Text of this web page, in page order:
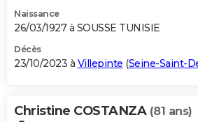
Naissance
26/03/1927 à SOUSSE TUNISIE
Décès
23/10/2023 à Villepinte (Seine-Saint-
Christine COSTANZA (81 ans)